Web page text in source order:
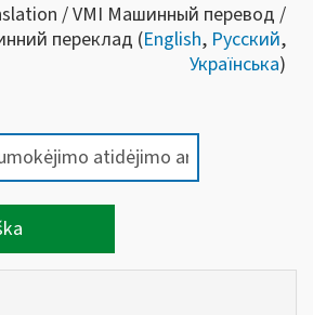
/ VMI Машинный перевод /
переклад (English, Русский,
Українська)